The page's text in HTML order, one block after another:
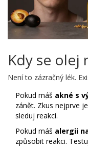
Kdy se olej
Není to zázračný lék.
Pokud máš akné s
zánět. Zkus nejprve
sleduj reakci.
Pokud máš alergii
způsobit reakci.